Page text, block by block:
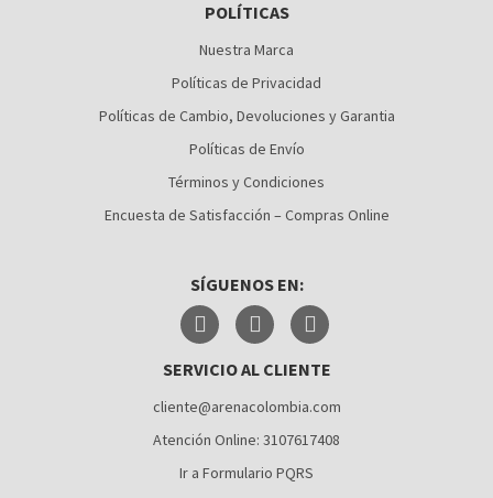
POLÍTICAS
Nuestra Marca
Políticas de Privacidad
Políticas de Cambio, Devoluciones y Garantia
Políticas de Envío
Términos y Condiciones
Encuesta de Satisfacción – Compras Online
SÍGUENOS EN:
SERVICIO AL CLIENTE
cliente@arenacolombia.com
Atención Online: 3107617408
Ir a Formulario PQRS